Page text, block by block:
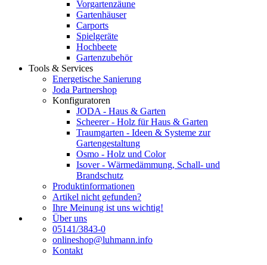
Vorgartenzäune
Gartenhäuser
Carports
Spielgeräte
Hochbeete
Gartenzubehör
Tools & Services
Energetische Sanierung
Joda Partnershop
Konfiguratoren
JODA - Haus & Garten
Scheerer - Holz für Haus & Garten
Traumgarten - Ideen & Systeme zur
Gartengestaltung
Osmo - Holz und Color
Isover - Wärmedämmung, Schall- und
Brandschutz
Produktinformationen
Artikel nicht gefunden?
Ihre Meinung ist uns wichtig!
Über uns
05141/3843-0
onlineshop@luhmann.info
Kontakt